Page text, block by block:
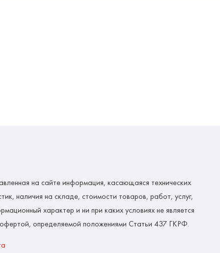
на сайте информация, касающаяся технических
наличия на складе, стоимости товаров, работ, услуг,
характер и ни при каких условиях не является
определяемой положениями Статьи 437 ГКРФ.